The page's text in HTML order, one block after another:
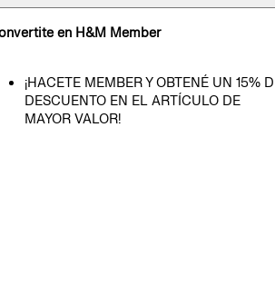
en H&M Member
¡HACETE MEMBER Y OBTENÉ UN 15%
DESCUENTO EN EL ARTÍCULO DE
MAYOR VALOR!